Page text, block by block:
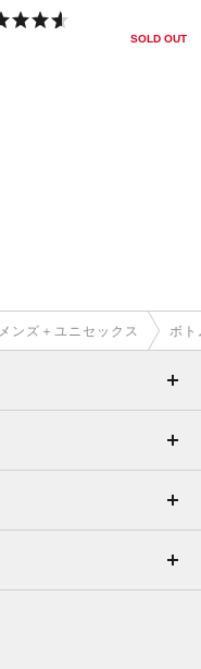
SOLD OUT
メンズ＋ユニセックス ボ